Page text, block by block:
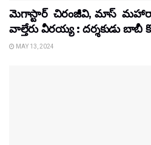
మెగాస్టార్ చిరంజీవి, మాస్
వాల్తేరు వీరయ్య : దర్శకుడు బాబీ
MAY 13, 2024